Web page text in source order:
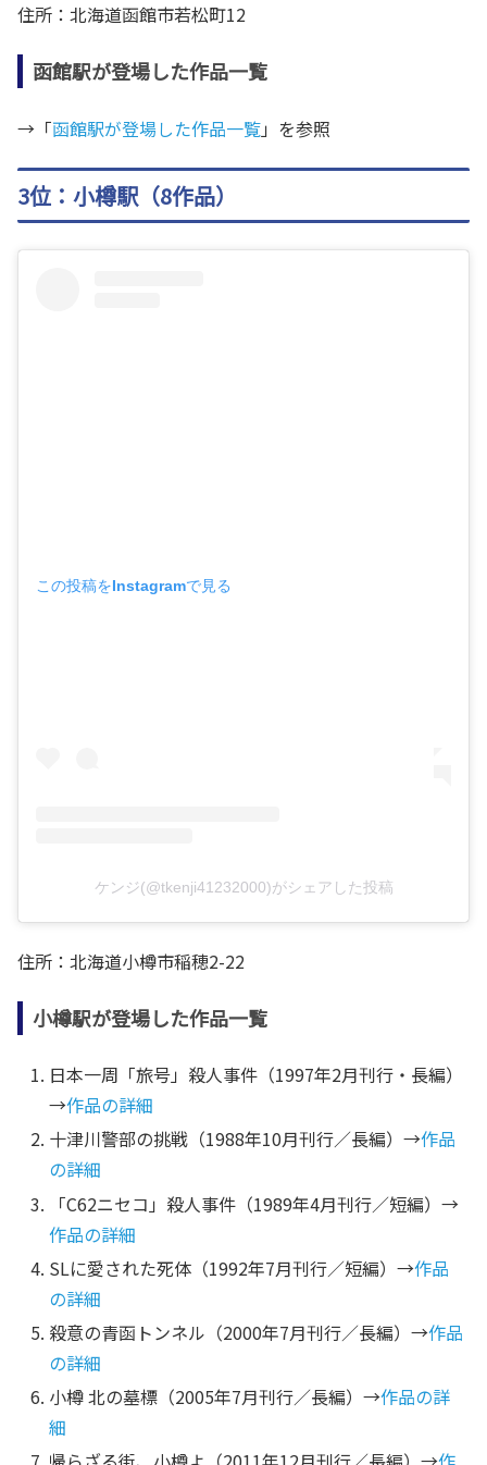
住所： 北海道函館市若松町12
函館駅が登場した作品一覧
→「函館駅が登場した作品一覧」を参照
3位：小樽駅（8作品）
この投稿をInstagramで見る
ケンジ(@tkenji41232000)がシェアした投稿
住所：北海道小樽市稲穂2-22
小樽駅が登場した作品一覧
日本一周「旅号」殺人事件（1997年2月刊行・長編）
→作品の詳細
十津川警部の挑戦（1988年10月刊行／長編）→作品
の詳細
「C62ニセコ」殺人事件（1989年4月刊行／短編）→
作品の詳細
SLに愛された死体（1992年7月刊行／短編）→作品
の詳細
殺意の青函トンネル（2000年7月刊行／長編）→作品
の詳細
小樽 北の墓標（2005年7月刊行／長編）→作品の詳
細